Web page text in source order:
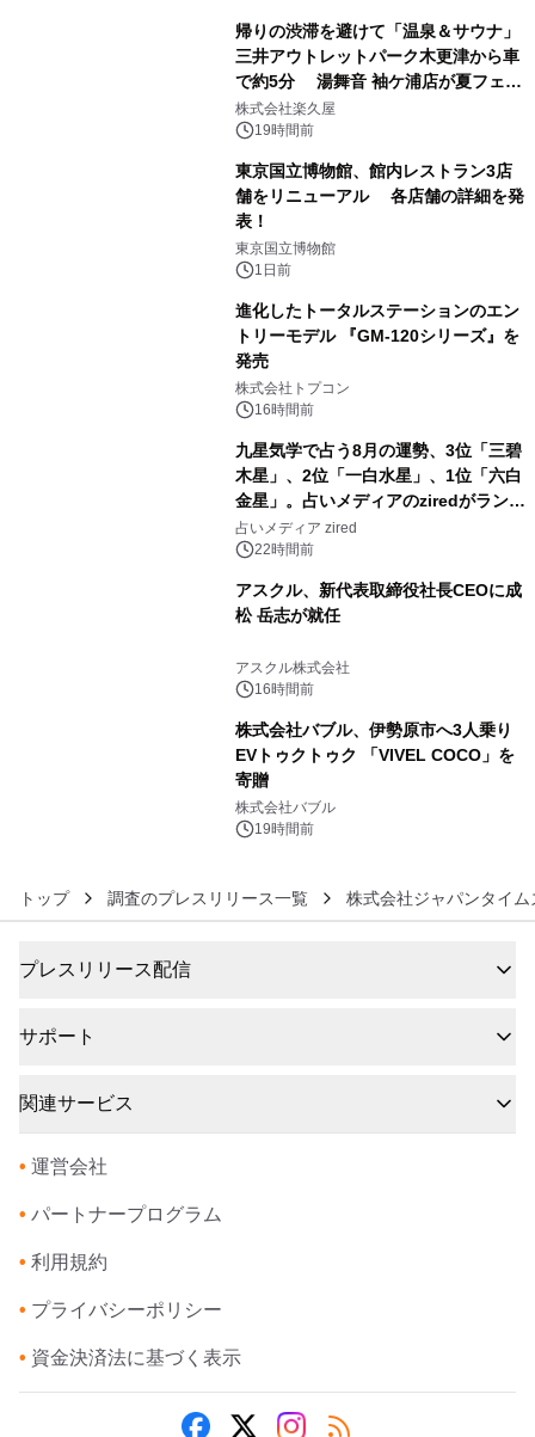
帰りの渋滞を避けて「温泉＆サウナ」
三井アウトレットパーク木更津から車
で約5分 湯舞音 袖ケ浦店が夏フェア
メニューを提供
株式会社楽久屋
19時間前
東京国立博物館、館内レストラン3店
舗をリニューアル 各店舗の詳細を発
表！
東京国立博物館
1日前
進化したトータルステーションのエン
トリーモデル 『GM-120シリーズ』を
発売
株式会社トプコン
16時間前
九星気学で占う8月の運勢、3位「三碧
木星」、2位「一白水星」、1位「六白
金星」。占いメディアのziredがランキ
ングを発表
占いメディア zired
22時間前
アスクル、新代表取締役社長CEOに成
松 岳志が就任
アスクル株式会社
16時間前
株式会社バブル、伊勢原市へ3人乗り
EVトゥクトゥク 「VIVEL COCO」を
寄贈
株式会社バブル
19時間前
トップ 調査のプレスリリース一覧 株式会社ジャパンタイム
プレスリリース配信
サポート
関連サービス
• 運営会社
• パートナープログラム
• 利用規約
• プライバシーポリシー
• 資金決済法に基づく表示